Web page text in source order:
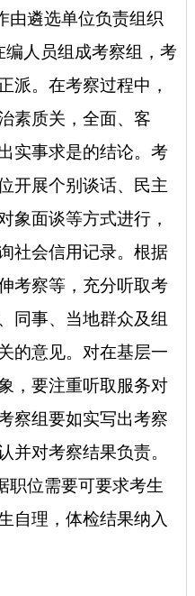
由遴选单位负责组织
人员组成考察组，考
派。在考察过程中，
素质关，全面、客
实事求是的结论。考
开展个别谈话、民主
象面谈等方式进行，
社会信用记录。根据
考察等，充分听取考
同事、当地群众及组
的意见。对在基层一
，要注重听取服务对
察组要如实写出考察
并对考察结果负责。
职位需要可要求考生
自理，体检结果纳入